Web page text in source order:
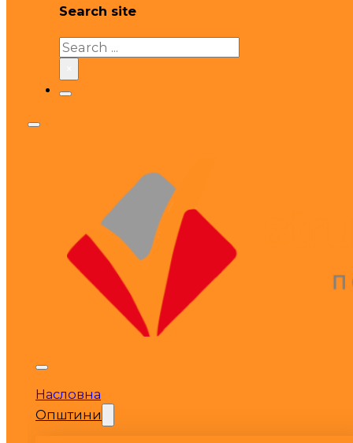
Search site
Search
Насловна
Општини